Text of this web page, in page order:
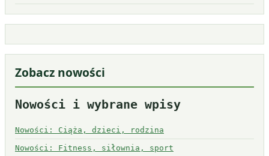
Zobacz nowości
Nowości i wybrane wpisy
Nowości: Ciąża, dzieci, rodzina
Nowości: Fitness, siłownia, sport